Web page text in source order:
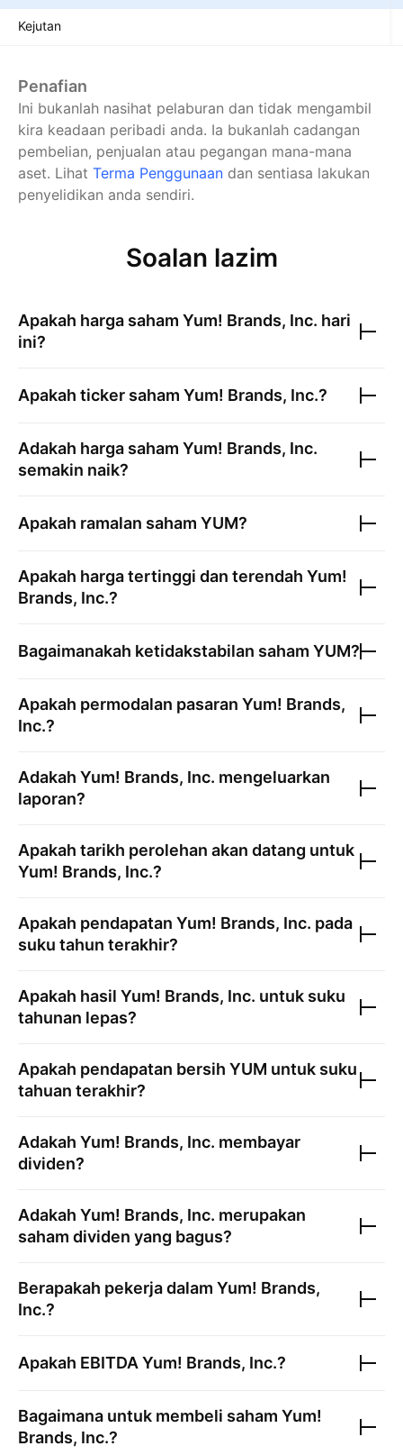
Kejutan
Penafian
Ini bukanlah nasihat pelaburan dan tidak mengambil
kira keadaan peribadi anda. Ia bukanlah cadangan
pembelian, penjualan atau pegangan mana-mana
aset. Lihat Terma Penggunaan dan sentiasa lakukan
penyelidikan anda sendiri.
Soalan lazim
Apakah harga saham Yum! Brands, Inc. hari
ini?
Apakah ticker saham Yum! Brands, Inc.?
Adakah harga saham Yum! Brands, Inc.
semakin naik?
Apakah ramalan saham YUM?
Apakah harga tertinggi dan terendah Yum!
Brands, Inc.?
Bagaimanakah ketidakstabilan saham YUM?
Apakah permodalan pasaran Yum! Brands,
Inc.?
Adakah Yum! Brands, Inc. mengeluarkan
laporan?
Apakah tarikh perolehan akan datang untuk
Yum! Brands, Inc.?
Apakah pendapatan Yum! Brands, Inc. pada
suku tahun terakhir?
Apakah hasil Yum! Brands, Inc. untuk suku
tahunan lepas?
Apakah pendapatan bersih YUM untuk suku
tahuan terakhir?
Adakah Yum! Brands, Inc. membayar
dividen?
Adakah Yum! Brands, Inc. merupakan
saham dividen yang bagus?
Berapakah pekerja dalam Yum! Brands,
Inc.?
Apakah EBITDA Yum! Brands, Inc.?
Bagaimana untuk membeli saham Yum!
Brands, Inc.?